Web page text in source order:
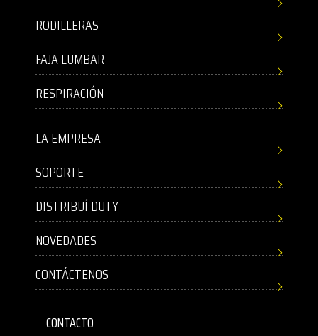
RODILLERAS
FAJA LUMBAR
RESPIRACIÓN
LA EMPRESA
SOPORTE
DISTRIBUÍ DUTY
NOVEDADES
CONTÁCTENOS
CONTACTO